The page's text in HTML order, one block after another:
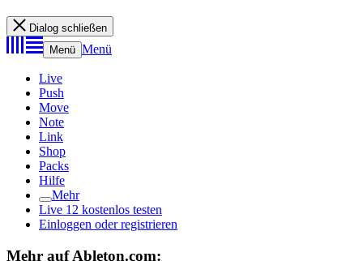
Dialog schließen
Menü Menü
Live
Push
Move
Note
Link
Shop
Packs
Hilfe
Mehr
Live 12 kostenlos testen
Einloggen oder registrieren
Mehr auf Ableton.com: